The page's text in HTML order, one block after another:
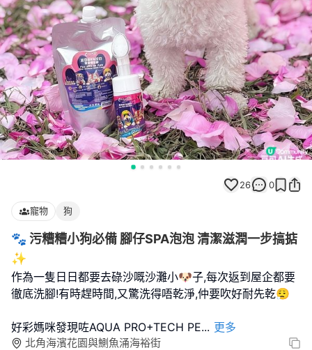
26 0
寵物 狗
🐾 污糟糟小狗必備 腳仔SPA泡泡 清潔滋潤一步搞掂
✨
作為一隻日日都要去碌沙嘅沙灘小🐶子,每次返到屋企都要
徹底洗腳!有時趕時間,又驚洗得唔乾淨,仲要吹好耐先乾😮‍💨
好彩媽咪發現咗AQUA PRO+TECH PE... 更多
北角海濱花園與鰂魚涌海裕街